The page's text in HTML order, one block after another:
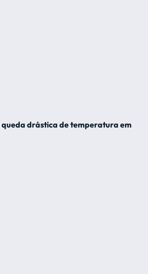
queda drástica de temperatura em